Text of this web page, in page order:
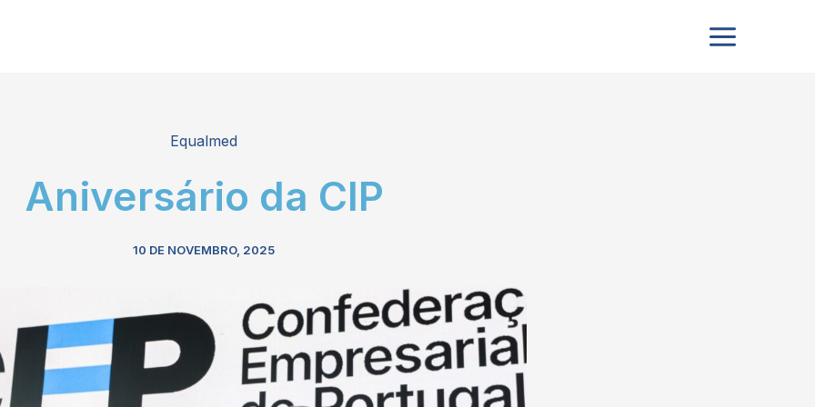
Equalmed
Aniversário da CIP
10 DE NOVEMBRO, 2025